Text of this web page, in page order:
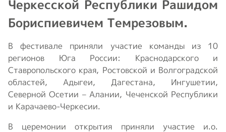
Черкесской Республики Рашидом
Бориспиевичем Темрезовым.
В фестивале приняли участие команды из 10
регионов Юга России: Краснодарского и
Ставропольского края, Ростовской и Волгоградской
областей, Адыгеи, Дагестана, Ингушетии,
Северной Осетии – Алании, Чеченской Республики
и Карачаево-Черкесии.
В церемонии открытия приняли участие и.о.